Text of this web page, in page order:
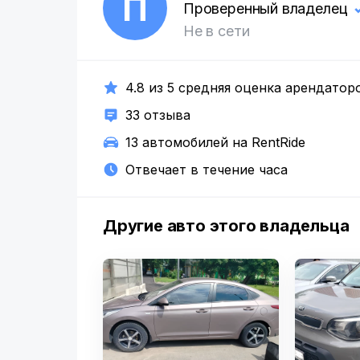
Проверенный владелец
Не в сети
4.8 из 5 средняя оценка
33 отзыва
13 автомобилей на RentRide
Отвечает в течение часа
Другие авто этого владельца